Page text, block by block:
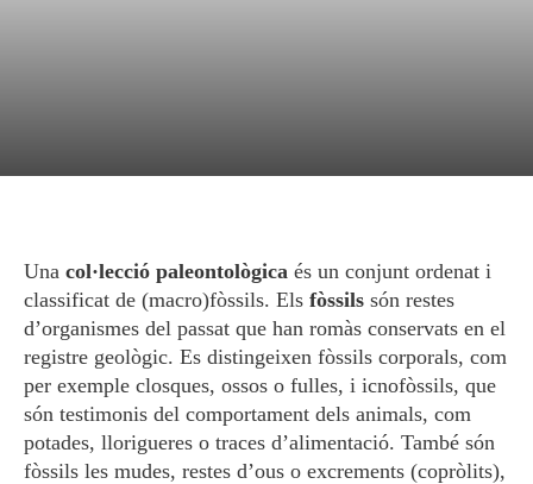
Una col·lecció paleontològica és un conjunt ordenat i
classificat de (macro)fòssils. Els fòssils són restes
d’organismes del passat que han romàs conservats en el
registre geològic. Es distingeixen fòssils corporals, com
per exemple closques, ossos o fulles, i icnofòssils, que
són testimonis del comportament dels animals, com
potades, llorigueres o traces d’alimentació. També són
fòssils les mudes, restes d’ous o excrements (copròlits),